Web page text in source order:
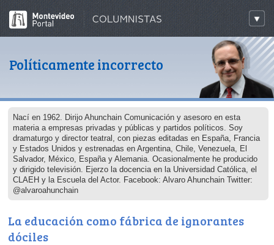
Políticamente incorrecto
Nací en 1962. Dirijo Ahunchain Comunicación y asesoro en esta
materia a empresas privadas y públicas y partidos políticos. Soy
dramaturgo y director teatral, con piezas editadas en España, Francia
y Estados Unidos y estrenadas en Argentina, Chile, Venezuela, El
Salvador, México, España y Alemania. Ocasionalmente he producido
y dirigido televisión. Ejerzo la docencia en la Universidad Católica, el
CLAEH y la Escuela del Actor. Facebook: Alvaro Ahunchain Twitter:
@alvaroahunchain
La educación como fábrica de ignorantes
dóciles